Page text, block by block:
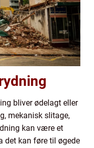
bliver ødelagt eller
mekanisk slitage,
kan være et
det kan føre til øgede